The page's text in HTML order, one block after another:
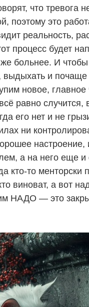
что тревога
поэтому это
реальность,
процесс будет
больнее. И чтобы
выдыхать и
новое,
равно
его нет и не
ни
настроение,
а на него еще и
кто-то
виноват, а вот
НАДО — это